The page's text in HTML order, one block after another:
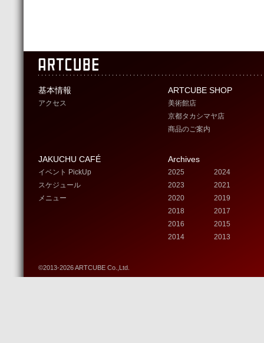
基本情報
アクセス
ARTCUBE SHOP
美術館店
京都タカシマヤ店
商品のご案内
JAKUCHU CAFÉ
イベント PickUp
スケジュール
メニュー
Archives
2025
2024
2023
2021
2020
2019
2018
2017
2016
2015
2014
2013
©2013-2026 ARTCUBE Co.,Ltd.